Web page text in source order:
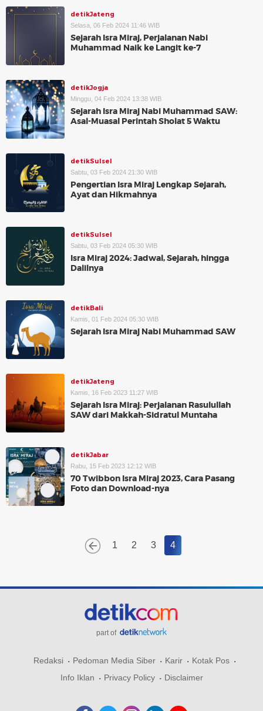
detikJateng
Selasa, 06 Feb 2024 11:46 WIB
Sejarah Isra Miraj, Perjalanan Nabi
Muhammad Naik ke Langit ke-7
detikJogja
Minggu, 04 Feb 2024 13:38 WIB
Sejarah Isra Miraj Nabi Muhammad SAW:
Asal-Muasal Perintah Sholat 5 Waktu
detikSulsel
Sabtu, 03 Feb 2024 21:30 WIB
Pengertian Isra Miraj Lengkap Sejarah,
Ayat dan Hikmahnya
detikSulsel
Sabtu, 03 Feb 2024 05:30 WIB
Isra Miraj 2024: Jadwal, Sejarah, hingga
Dalilnya
detikBali
Kamis, 01 Feb 2024 05:30 WIB
Sejarah Isra Miraj Nabi Muhammad SAW
detikJateng
Kamis, 16 Feb 2023 11:27 WIB
Sejarah Isra Miraj: Perjalanan Rasulullah
SAW dari Makkah-Sidratul Muntaha
detikJabar
Rabu, 15 Feb 2023 12:12 WIB
70 Twibbon Isra Miraj 2023, Cara Pasang
Foto dan Download-nya
1 2 3 4
part of
Redaksi Pedoman Media Siber Karir
Kotak Pos
Info Iklan
Privacy Policy Disclaimer